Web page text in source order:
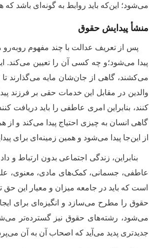
می‌شود؛ این‌که باید روابط به گونه‌ای باشد
منشأ پیدایش حقوق
پس از تعریف عدالت با چند مفهوم
پیدا می‌شود؛و چه کسی آن‌ را تعیین می‌کند.
می‌کشند، گاهی از جان‌شان مایه می‌گذارند
والدین در مقابل این‌ خدمات حقی بر
کنند، بنابراین امری عاطفی را باید دریافت
گاهی انسان به چیزی احتیاج پیدا می‌کند و
از این‌جا پیدا می‌شود و همین زمینه‌ای برای
بنابراین، زندگی اجتماعی بدون ارتباط و
عاطفی، جسمانی، کمک‌های مادی، معنوی،
است که باید در جامعه میزان و معیار این
حقوق را مطرح می‌سازد و انگیزه‌ای برای
می‌شود، رشته‌های حقوق نیز گسترده‌تر
جدیدتری پدید می‌آید که اصحاب آن به آن